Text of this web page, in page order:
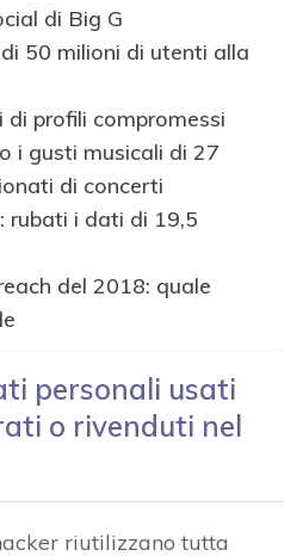
di Big G
50 milioni di utenti alla
di profili compromessi
i gusti musicali di 27
di concerti
rubati i dati di 19,5
del 2018: quale
personali usati
o rivenduti nel
riutilizzano tutta